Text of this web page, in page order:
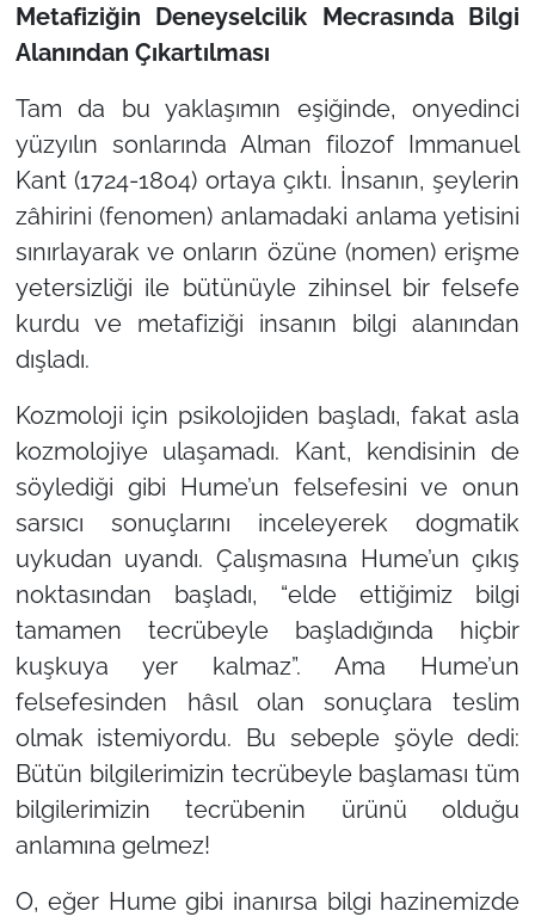
Metafiziğin Deneyselcilik Mecrasında Bilgi
Alanından Çıkartılması
Tam da bu yaklaşımın eşiğinde, onyedinci
yüzyılın sonlarında Alman filozof Immanuel
Kant (1724-1804) ortaya çıktı. İnsanın, şeylerin
zâhirini (fenomen) anlamadaki anlama yetisini
sınırlayarak ve onların özüne (nomen) erişme
yetersizliği ile bütünüyle zihinsel bir felsefe
kurdu ve metafiziği insanın bilgi alanından
dışladı.
Kozmoloji için psikolojiden başladı, fakat asla
kozmolojiye ulaşamadı. Kant, kendisinin de
söylediği gibi Hume’un felsefesini ve onun
sarsıcı sonuçlarını inceleyerek dogmatik
uykudan uyandı. Çalışmasına Hume’un çıkış
noktasından başladı, “elde ettiğimiz bilgi
tamamen tecrübeyle başladığında hiçbir
kuşkuya yer kalmaz”. Ama Hume’un
felsefesinden hâsıl olan sonuçlara teslim
olmak istemiyordu. Bu sebeple şöyle dedi:
Bütün bilgilerimizin tecrübeyle başlaması tüm
bilgilerimizin tecrübenin ürünü olduğu
anlamına gelmez!
O, eğer Hume gibi inanırsa bilgi hazinemizde